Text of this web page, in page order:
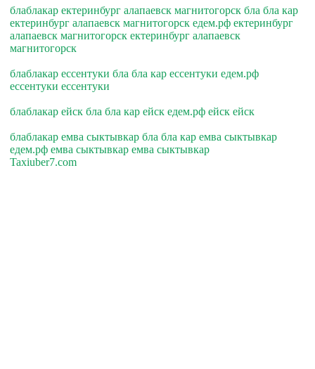
блаблакар ектеринбург алапаевск магнитогорск бла бла кар
ектеринбург алапаевск магнитогорск едем.рф ектеринбург
алапаевск магнитогорск ектеринбург алапаевск
магнитогорск
блаблакар ессентуки бла бла кар ессентуки едем.рф
ессентуки ессентуки
блаблакар ейск бла бла кар ейск едем.рф ейск ейск
блаблакар емва сыктывкар бла бла кар емва сыктывкар
едем.рф емва сыктывкар емва сыктывкар
Taxiuber7.com